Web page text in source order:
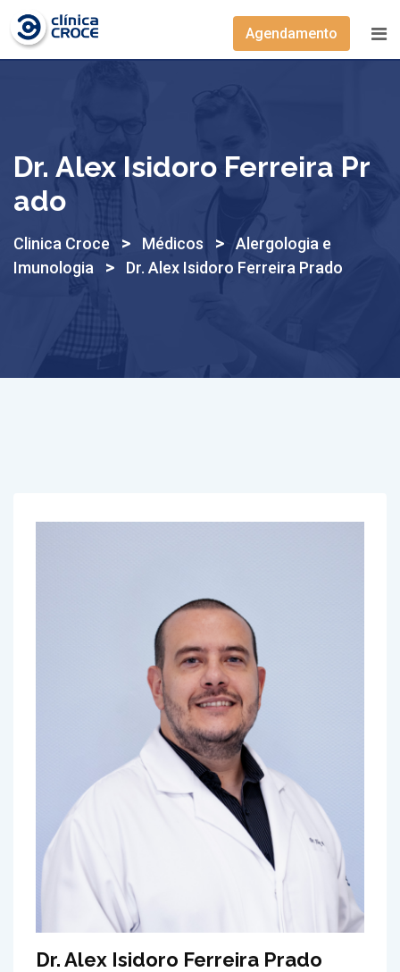
Agendamento
Dr. Alex Isidoro Ferreira Pr
Ado
Clinica Croce > Médicos >
Alergologia e
Imunologia
> Dr. Alex Isidoro Ferreira Prado
Dr. Alex Isidoro Ferreira Prado